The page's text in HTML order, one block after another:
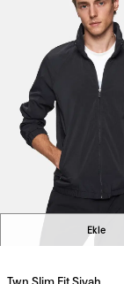
Ekle
Twn Slim Fit Siyah